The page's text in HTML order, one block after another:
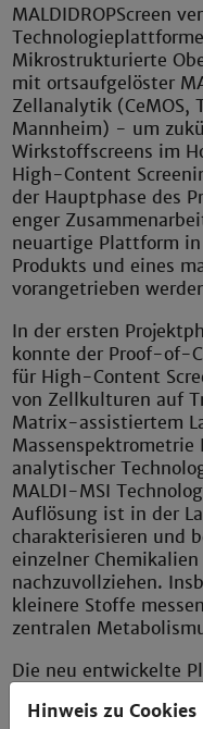
MALDIDROPScreen
Mikrostrukturierte
mit ortsaufgelöster
Zellanalytik (CeMOS,
Mannheim) - um
Wirkstoffscreens im
High-Content
der Hauptphase des
enger
neuartige Plattform
Produkts und eines
vorangetrieben
In der ersten
konnte der Proof-of-
für High-Content
von Zellkulturen auf
Matrix-assistiertem
analytischer
MALDI-MSI
Auflösung ist in der
charakterisieren und
einzelner
nachzuvollziehen.
kleinere Stoffe
zentralen
Die neu entwickelte
tischen Methoden
Hinweis zu Cookies